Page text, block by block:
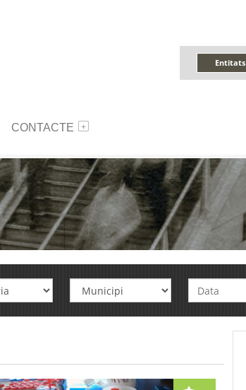
Entitats
CONTACTE